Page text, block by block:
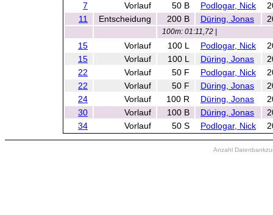
7
Vorlauf 50 B Podlogar, Nick
11
Entscheidung 200 B Düring, Jonas
100m: 01:11,72 |
15 Vorlauf 100 L Podlogar, Nick
15
Vorlauf 100 L Düring, Jonas
22
Vorlauf 50 F Podlogar, Nick
22
Vorlauf 50 F Düring, Jonas
24
Vorlauf 100 R Düring, Jonas
30
Vorlauf 100 B Düring, Jonas
34
Vorlauf 50 S Podlogar, Nick
Anzahl